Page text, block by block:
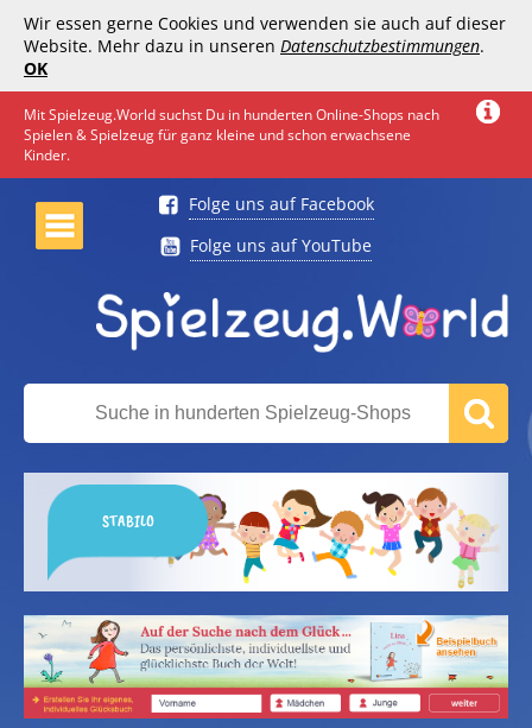
Wir essen gerne Cookies und verwenden sie auch auf dieser
Website. Mehr dazu in unseren Datenschutzbestimmungen.
OK
Mit Spielzeug.World suchst Du in hunderten Online-Shops nach
Spielen & Spielzeug für ganz kleine und schon erwachsene
Kinder.
Folge uns auf Facebook
Folge uns auf YouTube
STABILO